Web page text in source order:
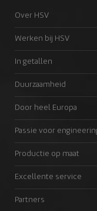
Over HSV
Werken bij HSV
In getallen
Duurzaamheid
Door heel Europa
Passie voor
Productie op maat
Excellente service
Partners